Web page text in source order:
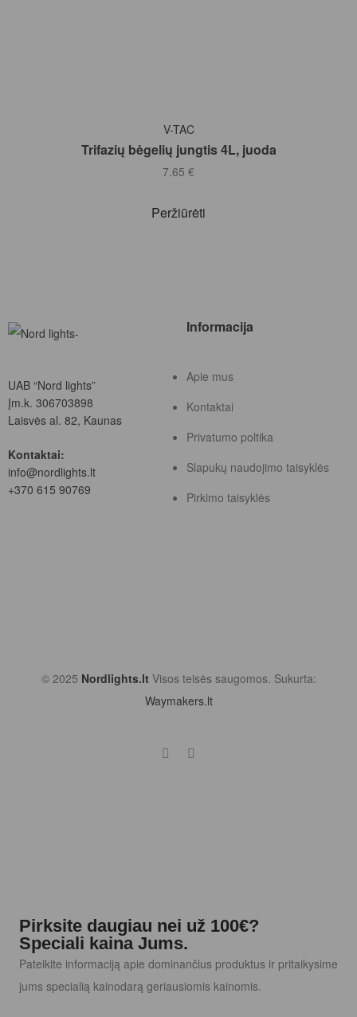
Į KREPŠELĮ
V-TAC
Trifazių bėgelių jungtis 4L, juoda
7.65 €
Peržiūrėti
UAB “Nord lights”
Įm.k. 306703898
Laisvės al. 82, Kaunas
Kontaktai:
info@nordlights.lt
+370 615 90769
Informacija
Apie mus
Kontaktai
Privatumo poltika
Slapukų naudojimo taisyklės
Pirkimo taisyklės
© 2025 Nordlights.lt Visos teisės saugomos. Sukurta:
Waymakers.lt
Pirksite daugiau nei už 100€?
Speciali kaina Jums.
Pateikite informaciją apie dominančius produktus ir pritaikysime
jums specialią kainodarą geriausiomis kainomis.